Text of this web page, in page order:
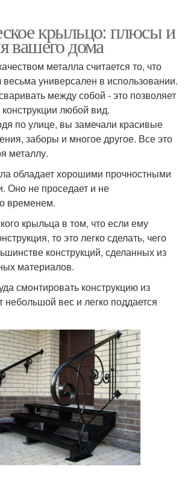
крыльцо: плюсы и
вашего дома
металла считается то, что
универсален в использовании.
между собой - это позволяет
любой вид.
по улице, вы замечали красивые
заборы и многое другое. Все это
металлу.
обладает хорошими прочностными
Оно не проседает и не
временем.
крыльца в том, что если ему
то это легко сделать, чего
конструкций, сделанных из
материалов.
смонтировать конструкцию из
небольшой вес и легко поддается